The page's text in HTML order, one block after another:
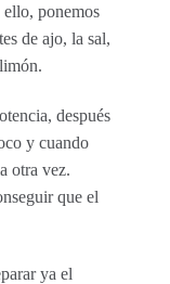
ponemos
de ajo, la sal,
después
y cuando
otra vez.
que el
ya el